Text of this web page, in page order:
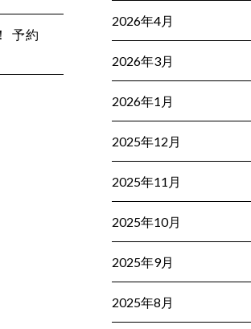
予約
2026年4月
2026年3月
2026年1月
2025年12月
2025年11月
2025年10月
2025年9月
2025年8月